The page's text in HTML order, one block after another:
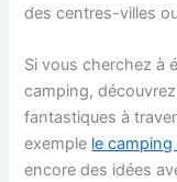
des centres-villes
Si vous cherchez à
camping,
fantastiques à
exemple le camping
encore des idées